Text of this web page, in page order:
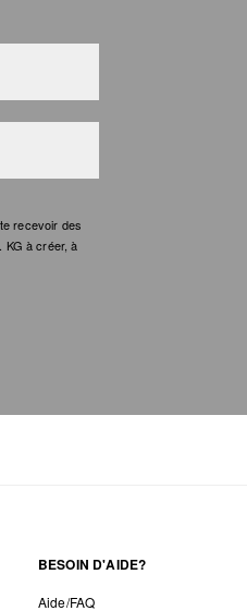
recevoir des
KG à créer, à
BESOIN D'AIDE?
Aide/FAQ